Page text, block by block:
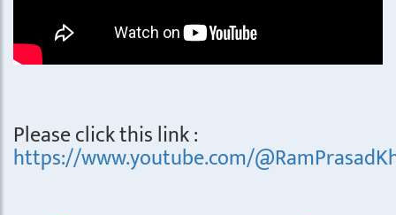
Please click this link :
https://www.youtube.com/